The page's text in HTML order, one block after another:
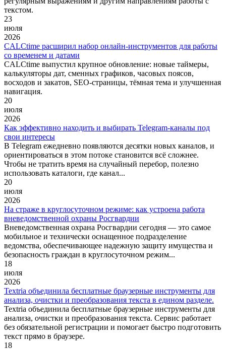
текстом.
23
июля
2026
CALCtime расширил набор онлайн-инструментов для работы
со временем и датами
CALCtime выпустил крупное обновление: новые таймеры,
калькуляторы дат, сменных графиков, часовых поясов,
восходов и закатов, SEO-страницы, тёмная тема и улучшенная
навигация.
20
июля
2026
Как эффективно находить и выбирать Telegram‑каналы под
свои интересы
В Telegram ежедневно появляются десятки новых каналов, и
ориентироваться в этом потоке становится всё сложнее.
Чтобы не тратить время на случайный перебор, полезно
использовать каталоги, где канал...
20
июля
2026
На страже в круглосуточном режиме: как устроена работа
вневедомственной охраны Росгвардии
Вневедомственная охрана Росгвардии сегодня — это самое
мобильное и технически оснащенное подразделение
ведомства, обеспечивающее надежную защиту имущества и
безопасность граждан в круглосуточном режим...
18
июля
2026
Textria объединила бесплатные браузерные инструменты для
анализа, очистки и преобразования текста в едином разделе.
Textria объединила бесплатные браузерные инструменты для
анализа, очистки и преобразования текста. Сервис работает
без обязательной регистрации и помогает быстро подготовить
текст прямо в браузере.
18